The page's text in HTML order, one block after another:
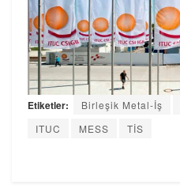
Etiketler: Birleşik Metal-İş
ITUC
MESS TİS